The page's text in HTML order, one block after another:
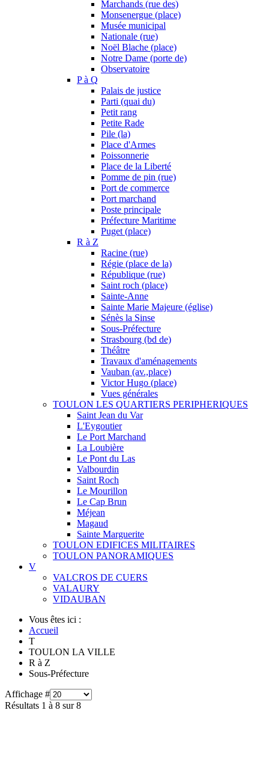
Marchands (rue des)
Monsenergue (place)
Musée municipal
Nationale (rue)
Noël Blache (place)
Notre Dame (porte de)
Observatoire
P à Q
Palais de justice
Parti (quai du)
Petit rang
Petite Rade
Pile (la)
Place d'Armes
Poissonnerie
Place de la Liberté
Pomme de pin (rue)
Port de commerce
Port marchand
Poste principale
Préfecture Maritime
Puget (place)
R à Z
Racine (rue)
Régie (place de la)
République (rue)
Saint roch (place)
Sainte-Anne
Sainte Marie Majeure (église)
Sénès la Sinse
Sous-Préfecture
Strasbourg (bd de)
Théâtre
Travaux d'aménagements
Vauban (av.,place)
Victor Hugo (place)
Vues générales
TOULON LES QUARTIERS PERIPHERIQUES
Saint Jean du Var
L'Eygoutier
Le Port Marchand
La Loubière
Le Pont du Las
Valbourdin
Saint Roch
Le Mourillon
Le Cap Brun
Méjean
Magaud
Sainte Marguerite
TOULON EDIFICES MILITAIRES
TOULON PANORAMIQUES
V
VALCROS DE CUERS
VALAURY
VIDAUBAN
Vous êtes ici :
Accueil
T
TOULON LA VILLE
R à Z
Sous-Préfecture
Affichage #
Résultats 1 à 8 sur 8